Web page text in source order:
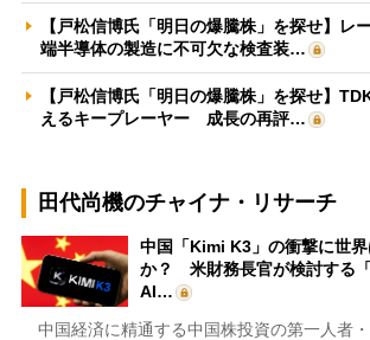
【戸松信博氏「明日の爆騰株」を探せ】レ
端半導体の製造に不可欠な検査装…
【戸松信博氏「明日の爆騰株」を探せ】
えるキープレーヤー 成長の再評…
田代尚機のチャイナ・リサーチ
中国「Kimi K3」の衝撃に世
か？ 米財務長官が検討する
AI…
中国経済に精通する中国株投資の第一人者